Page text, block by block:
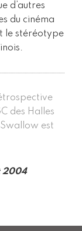
d’autres
du cinéma
le stéréotype
des Halles
est
2004